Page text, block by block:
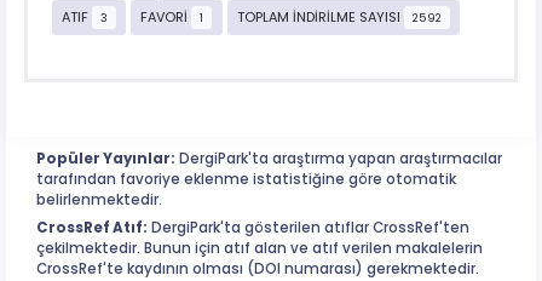
ATIF
3 FAVORİ 1 TOPLAM İNDİRİLME SAYISI 2592
Popüler Yayınlar: DergiPark'ta araştırma yapan araştırmacılar
tarafından favoriye eklenme istatistiğine göre otomatik
belirlenmektedir.
CrossRef Atıf: DergiPark'ta gösterilen atıflar CrossRef'ten
çekilmektedir. Bunun için atıf alan ve atıf verilen makalelerin
CrossRef'te kaydının olması (DOI numarası) gerekmektedir.